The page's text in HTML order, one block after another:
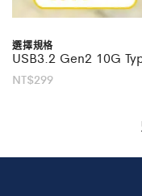
選擇規格
USB3.2 Gen2 10G
NT$299